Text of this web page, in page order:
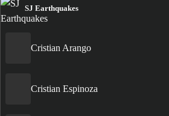
SJ Earthquakes
Cristian Arango
Cristian Espinoza